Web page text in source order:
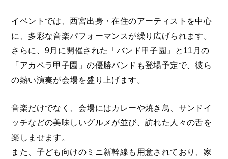
イベントでは、西宮出身・在住のアーティストを中心
に、多彩な音楽パフォーマンスが繰り広げられます。
さらに、9月に開催された「バンド甲子園」と11月の
「アカペラ甲子園」の優勝バンドも登場予定で、彼ら
の熱い演奏が会場を盛り上げます。
音楽だけでなく、会場にはカレーや焼き鳥、サンドイ
ッチなどの美味しいグルメが並び、訪れた人々の舌を
楽しませます。
また、子ども向けのミニ新幹線も用意されており、家